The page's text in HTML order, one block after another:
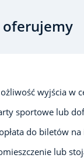
oferujemy
wyjścia w
sportowe lub
do biletów
lub